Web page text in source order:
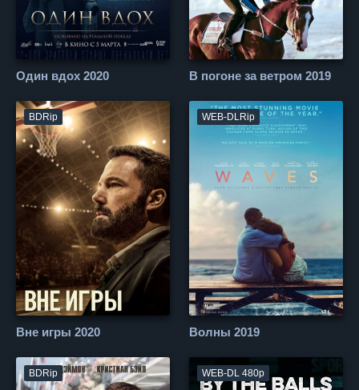
Один вдох 2020 В погоне за ветром 2019
BDRip
Вне игры 2020
WEB-DLRip
Волны 2019
BDRip WEB-DL 480p